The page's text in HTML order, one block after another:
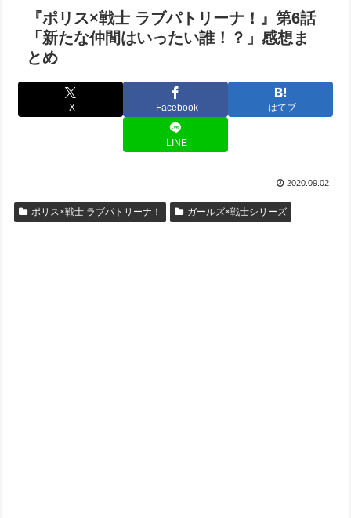
『ポリス×戦士 ラブパトリーナ！』第6話
「新たな仲間はいったい誰！？」感想ま
とめ
X Facebook はてブ
LINE
2020.09.02
ポリス×戦士 ラブパトリーナ！ ガールズ×戦士シリーズ